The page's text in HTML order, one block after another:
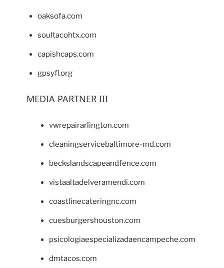
oaksofa.com
soultacohtx.com
capishcaps.com
gpsyfl.org
MEDIA PARTNER III
vwrepairarlington.com
cleaningservicebaltimore-md.com
beckslandscapeandfence.com
vistaaltadelveramendi.com
coastlinecateringnc.com
cuesburgershouston.com
psicologiaespecializadaencampeche.com
dmtacos.com